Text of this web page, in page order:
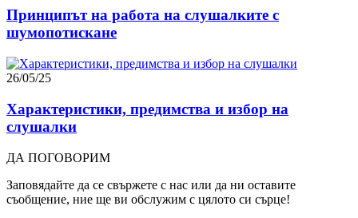
Принципът на работа на слушалките с
шумопотискане
26/05/25
Характеристики, предимства и избор на
слушалки
ДА ПОГОВОРИМ
Заповядайте да се свържете с нас или да ни оставите
съобщение, ние ще ви обслужим с цялото си сърце!